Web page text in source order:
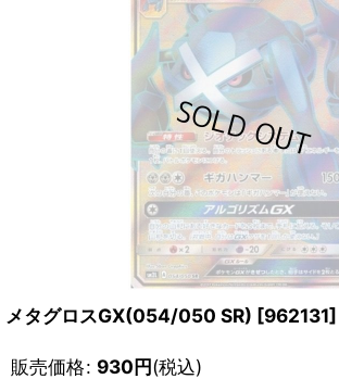
メタグロスGX(054/050 SR) [962131]
販売価格: 930円(税込)